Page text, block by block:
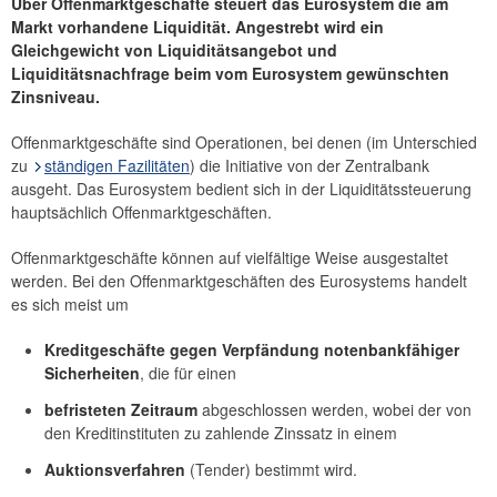
Offenmarktgeschäfte
Tenderoperationen
Ständige Fazilitäten
Unkonventionelle Maßnahmen
Eurosystem Collateral Framework
Konjunktur
Forschung
Erhebungen
Schwerpunkt Zentral-, Ost- und Südosteuropa (CESEE)
Markt vorhandene Liquidität. Angestrebt wird ein
Gleichgewicht von Liquiditätsangebot und
Liquiditätsnachfrage beim vom Eurosystem gewünschten
Zinsniveau.
Offenmarktgeschäfte sind Operationen, bei denen (im Unterschied
zu
ständigen Fazilitäten) die Initiative von der Zentralbank
ausgeht. Das Eurosystem bedient sich in der Liquiditätssteuerung
hauptsächlich Offenmarktgeschäften.
Offenmarktgeschäfte können auf vielfältige Weise ausgestaltet
werden. Bei den Offenmarktgeschäften des Eurosystems handelt
es sich meist um
Kreditgeschäfte gegen Verpfändung notenbankfähiger
Sicherheiten, die für einen
befristeten Zeitraum abgeschlossen werden, wobei der von
den Kreditinstituten zu zahlende Zinssatz in einem
Auktionsverfahren (Tender) bestimmt wird.